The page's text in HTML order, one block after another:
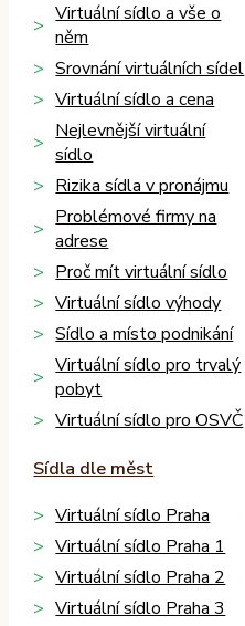
Virtuální sídlo a vše o
něm
Srovnání virtuálních sídel
Virtuální sídlo a cena
Nejlevnější virtuální
sídlo
Rizika sídla v pronájmu
Problémové firmy na
adrese
Proč mít virtuální sídlo
Virtuální sídlo výhody
Sídlo a místo podnikání
Virtuální sídlo pro trvalý
pobyt
Virtuální sídlo pro OSVČ
Sídla dle měst
Virtuální sídlo Praha
Virtuální sídlo Praha 1
Virtuální sídlo Praha 2
Virtuální sídlo Praha 3